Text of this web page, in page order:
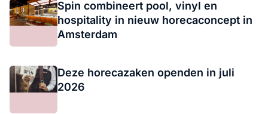
Spin combineert pool, vinyl en
hospitality in nieuw horecaconcept in
Amsterdam
Deze horecazaken openden in juli
2026